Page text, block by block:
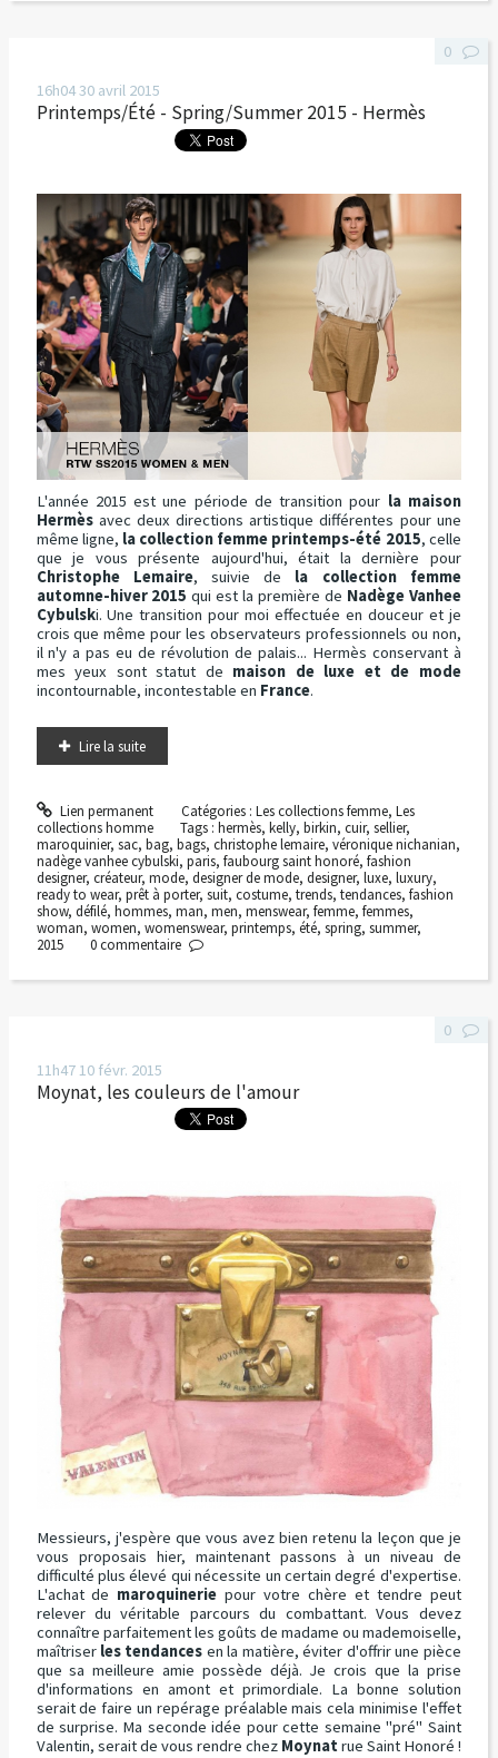
16h0430 avril 2015
Printemps/Été - Spring/Summer 2015 - Hermès
L'année 2015 est une période de transition pour la maison
Hermèsavec deux directions artistique différentes pour une
même ligne, la collection femme printemps-été 2015, celle
que je vous présente aujourd'hui, était la dernière pour
Christophe Lemaire, suivie de la collection femme
automne-hiver 2015 qui est la première de Nadège Vanhee
Cybulski. Une transition pour moi effectuée en douceur et je
crois que même pour les observateurs professionnels ou non,
il n'y a pas eu de révolution de palais... Hermès conservant à
mes yeux sont statut de maison de luxe et de mode
incontournable, incontestable en France.
Lire la suite
Lien permanent Catégories : Les collections femme, Les
collections homme
Tags :hermès,kelly,birkin,cuir,sellier,
maroquinier, sac, bag, bags, christophe lemaire, véronique nichanian,
nadège vanhee cybulski, paris, faubourg saint honoré, fashion
designer, créateur, mode, designer de mode, designer, luxe, luxury,
ready to wear, prêt à porter, suit, costume, trends, tendances, fashion
show, défilé, hommes, man, men, menswear, femme, femmes,
woman, women, womenswear, printemps, été, spring, summer,
2015
0
0commentaire
11h47 10 févr. 2015
Moynat, les couleurs de l'amour
Messieurs, j'espère que vous avez bien retenu la leçon que je
vous proposais hier, maintenant passons à un niveau de
difficulté plus élevé qui nécessite un certain degré d'expertise.
L'achat de maroquinerie pour votre chère et tendre peut
relever du véritable parcours du combattant. Vous devez
connaître parfaitement les goûts de madame ou mademoiselle,
maîtriser les tendances en la matière, éviter d'offrir une pièce
que sa meilleure amie possède déjà. Je crois que la prise
d'informations en amont et primordiale. La bonne solution
serait de faire un repérage préalable mais cela minimise l'effet
de surprise. Ma seconde idée pour cette semaine "pré" Saint
Valentin, serait de vous rendre chez Moynatrue Saint Honoré !
0